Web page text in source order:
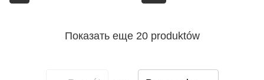
Показать еще 20 produktów